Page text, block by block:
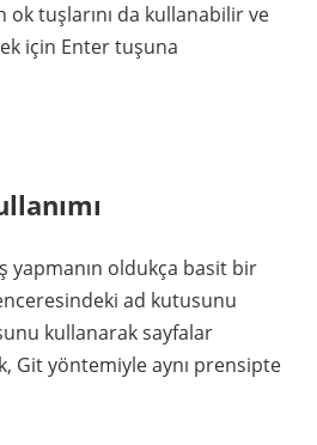
ok tuşlarını da kullanabilir ve
için Enter tuşuna
yapmanın oldukça basit bir
ad kutusunu
kullanarak sayfalar
Git yöntemiyle aynı prensipte